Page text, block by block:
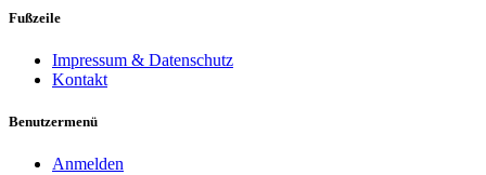
Fußzeile
Impressum & Datenschutz
Kontakt
Benutzermenü
Anmelden